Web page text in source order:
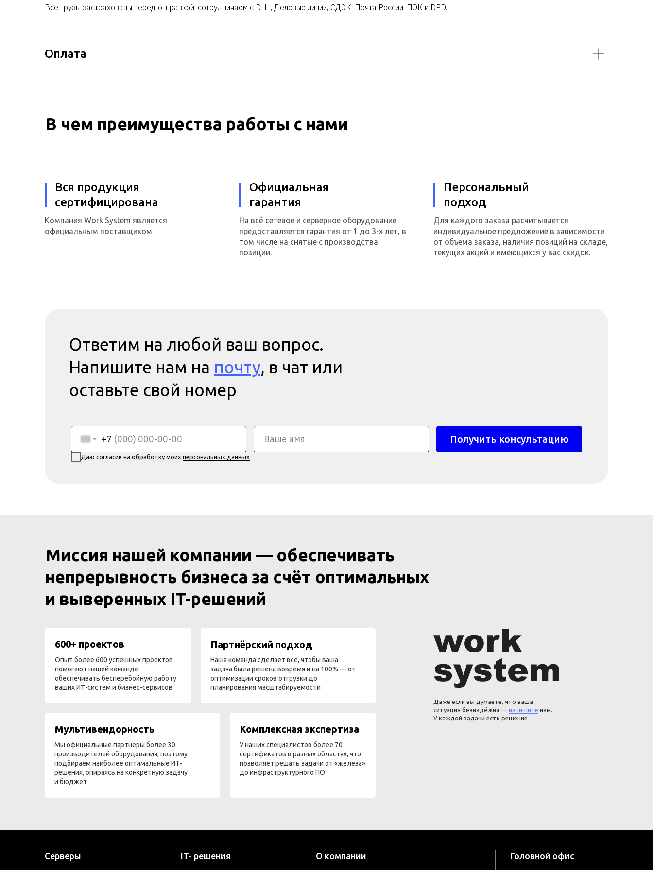
Все грузы застрахованы перед отправкой, сотрудничаем с DHL, Деловые линии, СДЭК, Почта России, ПЭК и DPD.
Оплата
В чем преимущества работы с нами
Вся продукция
сертифицирована
Компания Work System является
официальным поставщиком
Официальная
гарантия
На всё сетевое и серверное оборудование
предоставляется гарантия от 1 до 3-х лет, в
том числе на снятые с производства
позиции.
Персональный
подход
Для каждого заказа расчитывается
индивидуальное предложение в зависимости
от объема заказа, наличия позиций на складе,
текущих акций и имеющихся у вас скидок.
Ответим на любой ваш вопрос.
Напишите нам на почту, в чат или
оставьте свой номер
+7
Даю согласие на обработку моих персональных данных
Получить консультацию
Миссия нашей компании — обеспечивать
непрерывность бизнеса за счёт оптимальных
и выверенных IT-решений
600+ проектов
Опыт более 600 успешных проектов
помогают нашей команде
обеспечивать бесперебойную работу
ваших ИТ-систем и бизнес-сервисов
Мультивендорность
Мы официальные партнеры более 30
производителей оборудования, поэтому
подбираем наиболее оптимальные ИТ-
решения, опираясь на конкретную задачу
и бюджет
Комплексная экспертиза
У наших специалистов более 70
сертификатов в разных областях, что
позволяет решать задачи от «железа»
до инфраструктурного ПО
Партнёрский подход
Наша команда сделает всё, чтобы ваша
задача была решена вовремя и на 100% — от
оптимизации сроков отгрузки до
планирования масштабируемости
Даже если вы думаете, что ваша
ситуация безнадёжна — напишите нам.
У каждой задачи есть решение
Головной офис
Серверы О компании
IT- решения